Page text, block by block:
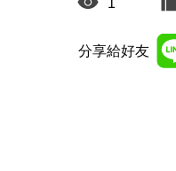
分享給好友